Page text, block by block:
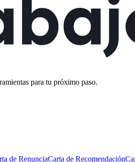
para tu próximo paso.
de RenunciaCarta de Recomendación